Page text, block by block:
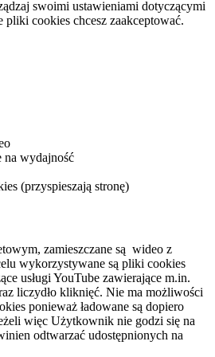
swoimi ustawieniami dotyczącymi
cookies chcesz zaakceptować.
na wydajność
(przyspieszają stronę)
zamieszczane są wideo z
wykorzystywane są pliki cookies
usługi YouTube zawierające m.in.
liczydło kliknięć. Nie ma możliwości
ponieważ ładowane są dopiero
więc Użytkownik nie godzi się na
odtwarzać udostępnionych na